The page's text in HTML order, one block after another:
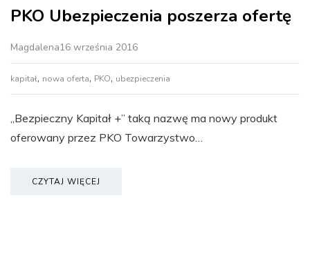
PKO Ubezpieczenia poszerza ofertę
Magdalena16 września 2016
kapitał, nowa oferta, PKO, ubezpieczenia
„Bezpieczny Kapitał +” taką nazwę ma nowy produkt
oferowany przez PKO Towarzystwo…
CZYTAJ WIĘCEJ